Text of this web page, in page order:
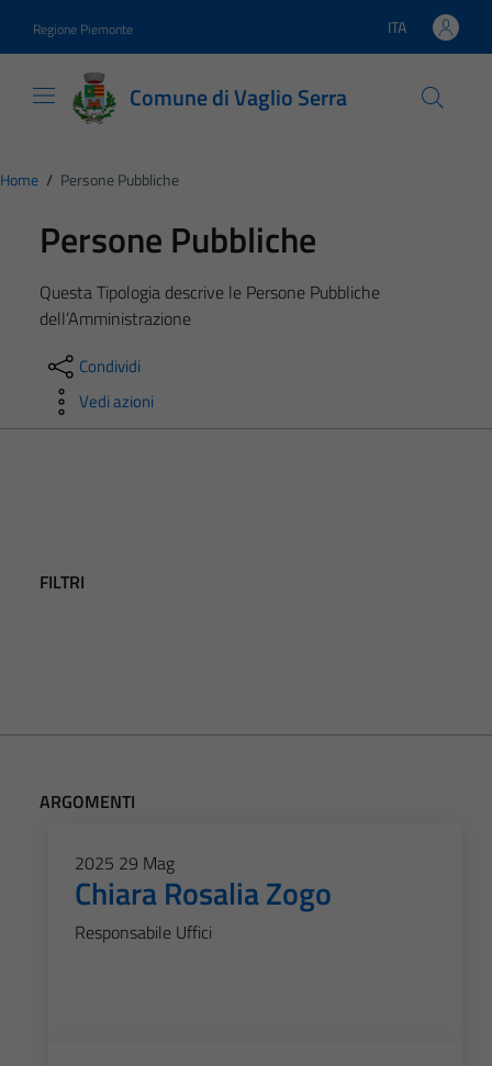
Regione Piemonte Lingua attiva:
ITA
Comune di Vaglio Serra
Home / Persone Pubbliche
Persone Pubbliche
Questa Tipologia descrive le Persone Pubbliche
dell’Amministrazione
Condividi
Vedi azioni
FILTRI
ARGOMENTI
2025 29 Mag
Chiara Rosalia Zogo
Responsabile Uffici